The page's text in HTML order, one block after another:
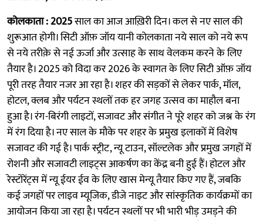
कोलकाता : 2025साल का आज आख़िरी दिन। कल से नए साल की
शुरूआत होगी। सिटी ऑफ़ जॉय यानी कोलकाता नये साल को नये रूप
से नये तरीक़े से नई ऊर्जा और उत्साह के साथ वेलकम करने के लिए
तैयार है। 2025 को विदा कर 2026 के स्वागत के लिए सिटी ऑफ़ जॉय
पूरी तरह तैयार नजर आ रहा है। शहर की सड़कों से लेकर पार्क, मॉल,
होटल, क्लब और पर्यटन स्थलों तक हर जगह उत्सव का माहौल बना
हुआ है। रंग-बिरंगी लाइटों, सजावट और संगीत ने पूरे शहर को जश्न के रंग
में रंग दिया है। नए साल के मौके पर शहर के प्रमुख इलाकों में विशेष
सजावट की गई है। पार्क स्ट्रीट, न्यू टाउन, सॉल्टलेक और प्रमुख जगहों में
रोशनी और सजावटी लाइट्स आकर्षण का केंद्र बनी हुई हैं। होटल और
रेस्टोरेंट्स में न्यू ईयर ईव के लिए खास मेन्यू तैयार किए गए हैं, जबकि
कई जगहों पर लाइव म्यूजिक, डीजे नाइट और सांस्कृतिक कार्यक्रमों का
आयोजन किया जा रहा है। पर्यटन स्थलों पर भी भारी भीड़ उमड़ने की